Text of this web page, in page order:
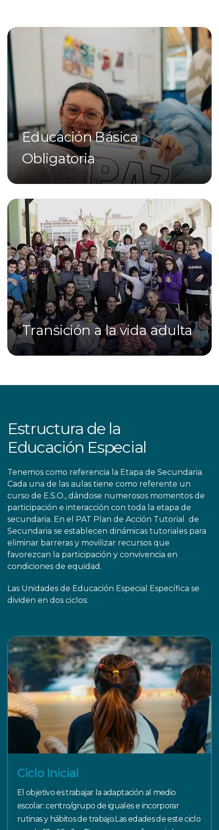
Educación Básica
Obligatoria
Transición a la vida adulta
Estructura de la
Educación Especial
Tenemos como referencia la Etapa de Secundaria.
Cada una de las aulas tiene como referente un
curso de E.S.O., dándose numerosos momentos de
participación e interacción con toda la etapa de
secundaria. En el PAT Plan de Acción Tutorial de
Secundaria se establecen dinámicas tutoriales para
eliminar barreras y movilizar recursos que
favorezcan la participación y convivencia en
condiciones de equidad.
Las Unidades de Educación Especial Específica se
dividen en dos ciclos:
Ciclo Inicial
El objetivo es trabajar la adaptación al medio
escolar: centro/grupo de iguales e incorporar
rutinas y hábitos de trabajo.Las edades de este ciclo